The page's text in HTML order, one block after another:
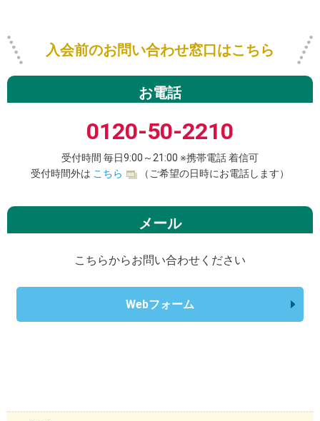
入会前のお問い合わせ窓口はこちら
お電話
0120-50-2210
受付時間 毎日9:00～21:00 ※携帯電話 着信可
受付時間外は こちら （ご希望の日時にお電話します）
メール
こちらからお問い合わせください
Webフォーム